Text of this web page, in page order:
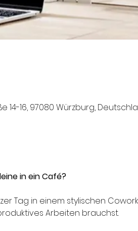
16, 97080 Würzburg,
in ein Café?
Tag in einem stylischen
Arbeiten brauchst.